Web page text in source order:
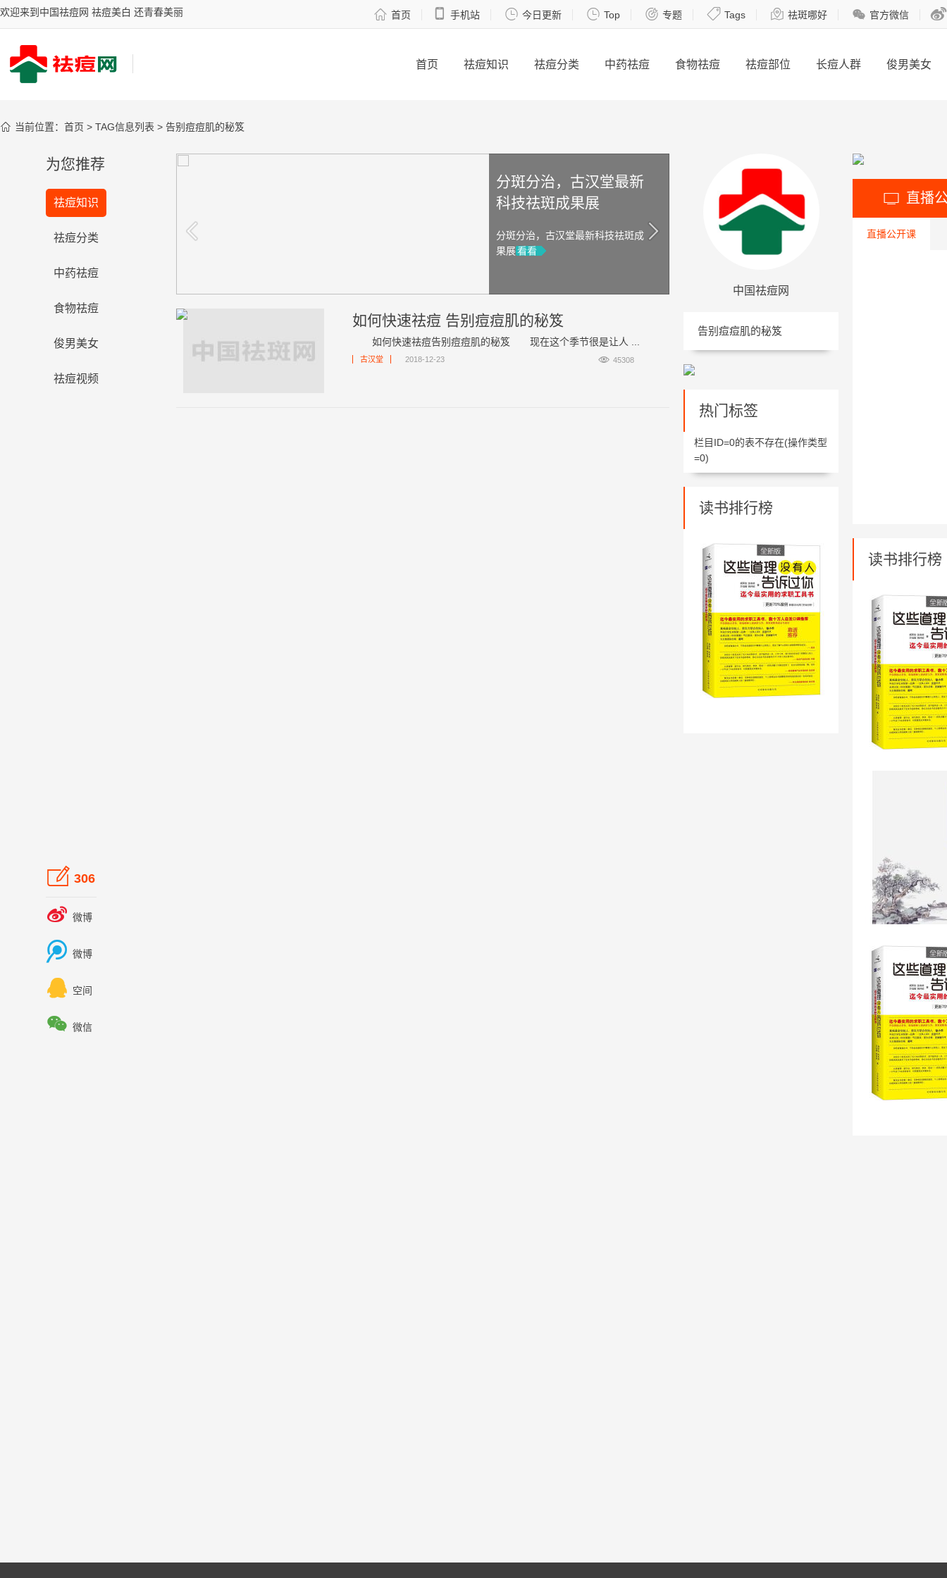
欢迎来到中国祛痘网 祛痘美白 还青春美丽  首页  手机站  今日更新  Top  专题  Tags  祛斑哪好  官方微信 
首页 祛痘知识 祛痘分类 中药祛痘 食物祛痘 祛痘部位 长痘人群 俊男美女
 当前位置： 首页 > TAG信息列表 > 告别痘痘肌的秘笈
为您推荐
祛痘知识
祛痘分类
中药祛痘
食物祛痘
俊男美女
祛痘视频
 306
 微博
 微博
 空间
 微信
台湾女星御用古汉堂研究院祛斑圣
品，祛斑效果风靡全国
分斑分治，古汉堂最新
科技祛斑成果展
分斑分治，古汉堂最新科技祛斑成
果展看看
如何快速祛痘 告别痘痘肌的秘笈
如何快速祛痘告别痘痘肌的秘笈 现在这个季节很是让人 ...
 45308
古汉堂 2018-12-23
中国祛痘网
告别痘痘肌的秘笈
热门标签
栏目ID=0的表不存在(操作类型
=0)
读书排行榜
 直播
直播公开课
读书排行榜